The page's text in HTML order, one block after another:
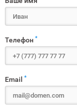
Телефон *
Email *